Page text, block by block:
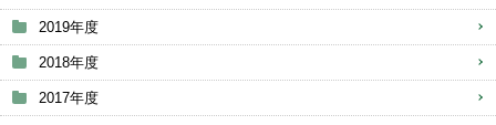
2019年度
2018年度
2017年度